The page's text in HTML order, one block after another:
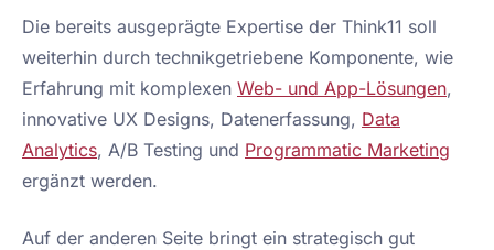
Die bereits ausgeprägte Expertise der Think11 soll
weiterhin durch technikgetriebene Komponente, wie
Erfahrung mit komplexen Web- und App-Lösungen,
innovative UX Designs, Datenerfassung, Data
Analytics, A/B Testing und Programmatic Marketing
ergänzt werden.
Auf der anderen Seite bringt ein strategisch gut